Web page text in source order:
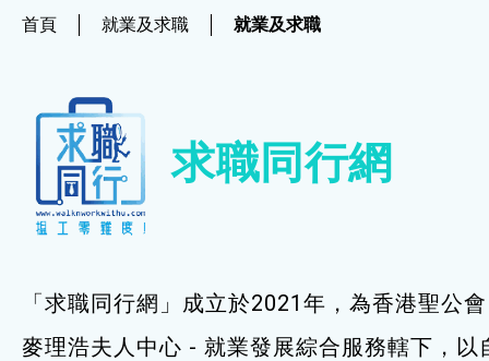
就業及求職
就業及求職
最新資訊 / 招聘會
僱主及企業服務
首頁 就業及求職 就業及求職
求職同行網
「求職同行網」成立於2021年，為香港聖公會
麥理浩夫人中心 - 就業發展綜合服務轄下，以